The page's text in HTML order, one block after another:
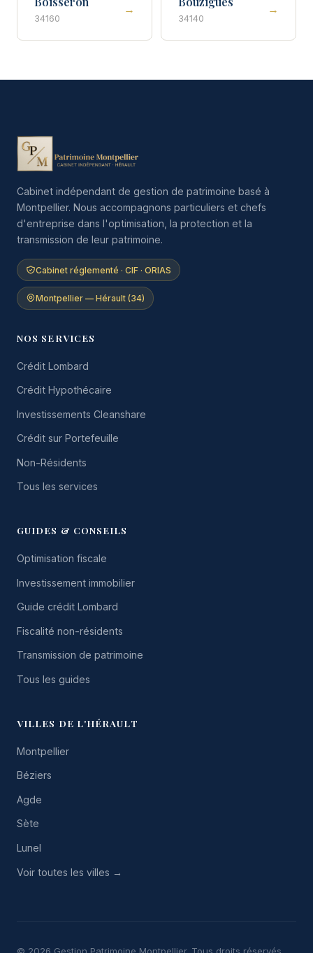
34160
→
34140
→
Cabinet indépendant de gestion de patrimoine basé à
Montpellier. Nous accompagnons particuliers et chefs
d'entreprise dans l'optimisation, la protection et la
transmission de leur patrimoine.
Cabinet réglementé · CIF · ORIAS
Montpellier — Hérault (34)
NOS SERVICES
Crédit Lombard
Crédit Hypothécaire
Investissements Cleanshare
Crédit sur Portefeuille
Non-Résidents
Tous les services
GUIDES & CONSEILS
Optimisation fiscale
Investissement immobilier
Guide crédit Lombard
Fiscalité non-résidents
Transmission de patrimoine
Tous les guides
VILLES DE L'HÉRAULT
Montpellier
Béziers
Agde
Sète
Lunel
Voir toutes les villes →